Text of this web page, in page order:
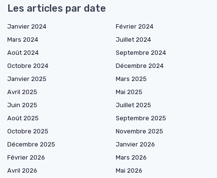
Les articles par date
Janvier 2024
Février 2024
Mars 2024
Juillet 2024
Août 2024
Septembre 2024
Octobre 2024
Décembre 2024
Janvier 2025
Mars 2025
Avril 2025
Mai 2025
Juin 2025
Juillet 2025
Août 2025
Septembre 2025
Octobre 2025
Novembre 2025
Décembre 2025
Janvier 2026
Février 2026
Mars 2026
Avril 2026
Mai 2026